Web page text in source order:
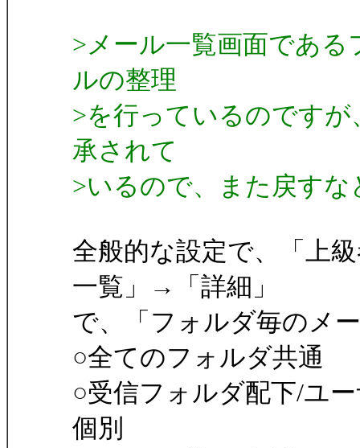
>メール一覧画面であ
ルの整理
>を行っているのです
承されて
>いるので、また戻す
全般的な設定で、「上
一覧」→「詳細」
で、「フォルダ毎のメ
○全てのフォルダ共通
○受信フォルダ配下/ユ
個別